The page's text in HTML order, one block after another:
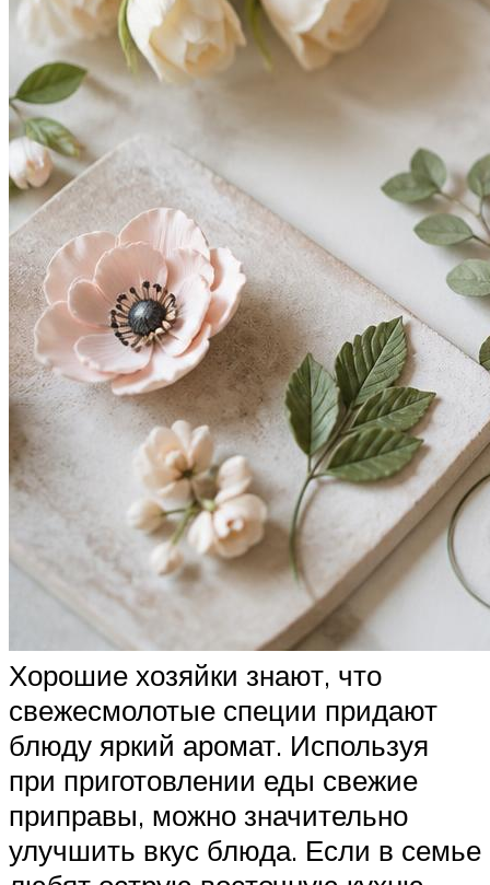
Хорошие хозяйки знают, что
свежесмолотые специи придают
блюду яркий аромат. Используя
при приготовлении еды свежие
приправы, можно значительно
улучшить вкус блюда. Если в семье